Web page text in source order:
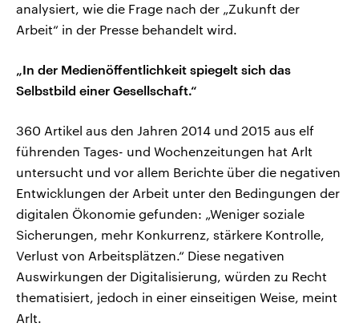
analysiert, wie die Frage nach der „Zukunft der
Arbeit“ in der Presse behandelt wird.
„In der Medienöffentlichkeit spiegelt sich das
Selbstbild einer Gesellschaft.“
360 Artikel aus den Jahren 2014 und 2015 aus elf
führenden Tages- und Wochenzeitungen hat Arlt
untersucht und vor allem Berichte über die negativen
Entwicklungen der Arbeit unter den Bedingungen der
digitalen Ökonomie gefunden: „Weniger soziale
Sicherungen, mehr Konkurrenz, stärkere Kontrolle,
Verlust von Arbeitsplätzen.“ Diese negativen
Auswirkungen der Digitalisierung, würden zu Recht
thematisiert, jedoch in einer einseitigen Weise, meint
Arlt.